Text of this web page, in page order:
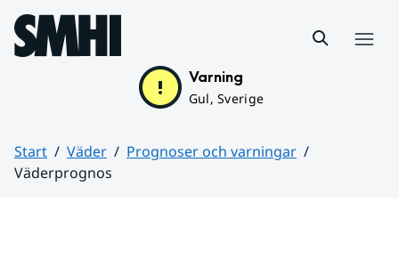
Hoppa till sidans innehåll
Varning
Gul, Sverige
Start Väder
Prognoser och varningar
Väderprognos